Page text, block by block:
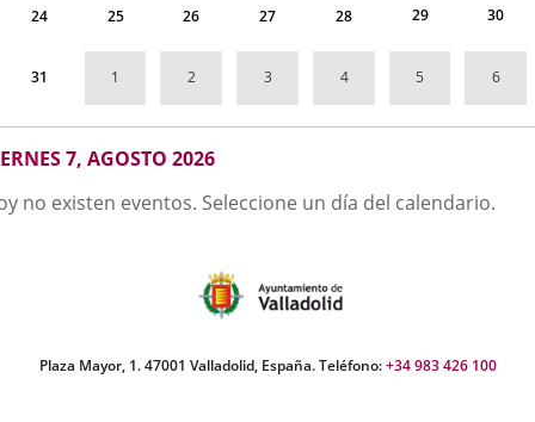
24 25 26 27 28 29 30
31 1 2 3 4 5 6
7, AGOSTO 2026
no existen eventos. Seleccione un día del calendario.
Plaza Mayor, 1. 47001 Valladolid, España. Teléfono:+34 983 426 100